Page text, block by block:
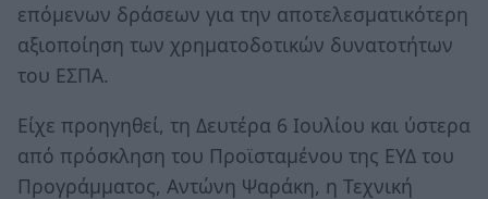
επόμενων δράσεων για την αποτελεσματικότερη
αξιοποίηση των χρηματοδοτικών δυνατοτήτων
του ΕΣΠΑ.
Είχε προηγηθεί, τη Δευτέρα 6 Ιουλίου και ύστερα
από πρόσκληση του Προϊσταμένου της ΕΥΔ του
Προγράμματος, Αντώνη Ψαράκη, η Τεχνική